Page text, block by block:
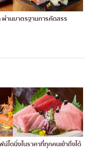
านมาตรฐานการคัดสรร
ดนิ่งในราคาที่ทุกคนเข้าถึงได้